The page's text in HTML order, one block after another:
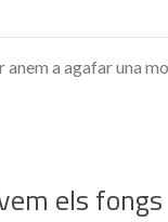
a agafar una
els fongs